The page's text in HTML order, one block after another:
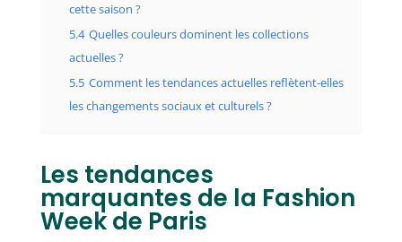
cette saison ?
5.4 Quelles couleurs dominent les collections
actuelles ?
5.5 Comment les tendances actuelles reflètent-elles
les changements sociaux et culturels ?
Les tendances
marquantes de la Fashion
Week de Paris